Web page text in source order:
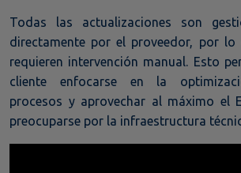
Todas las actualizaciones son
directamente por el proveedor, por lo
requieren intervención manual. Esto
cliente enfocarse en la
procesos y aprovechar al máximo el
preocuparse por la infraestructura